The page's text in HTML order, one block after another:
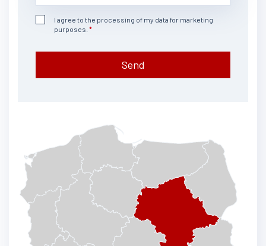
I agree to the processing of my data for marketing
purposes.
Send